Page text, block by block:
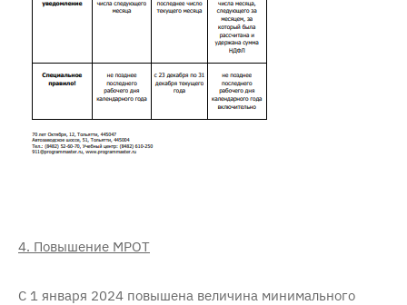
4. Повышение МРОТ
С 1 января 2024 повышена величина минимального